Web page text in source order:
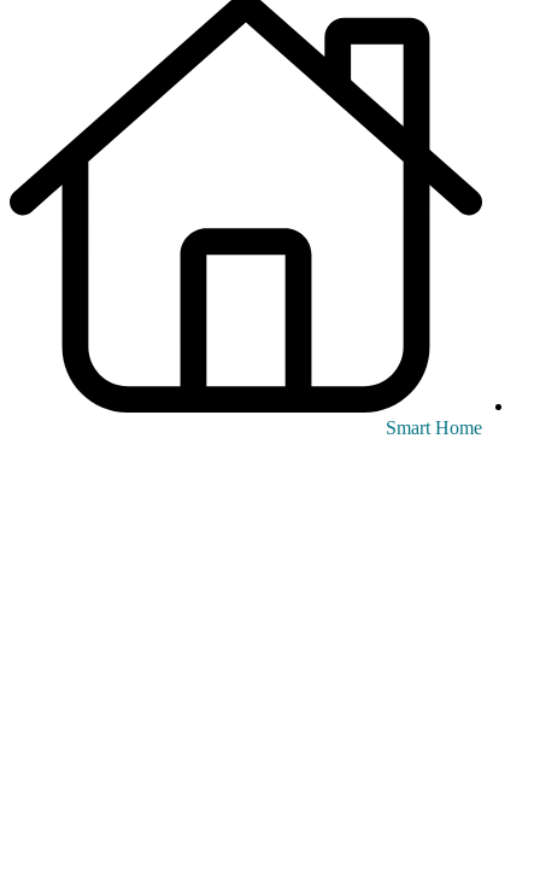
Smart Home